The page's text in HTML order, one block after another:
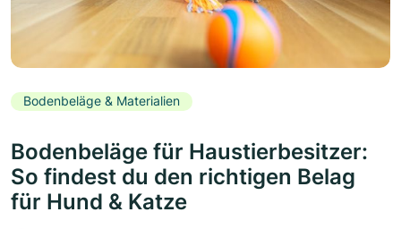
Bodenbeläge & Materialien
Bodenbeläge für Haustierbesitzer:
So findest du den richtigen Belag
für Hund & Katze